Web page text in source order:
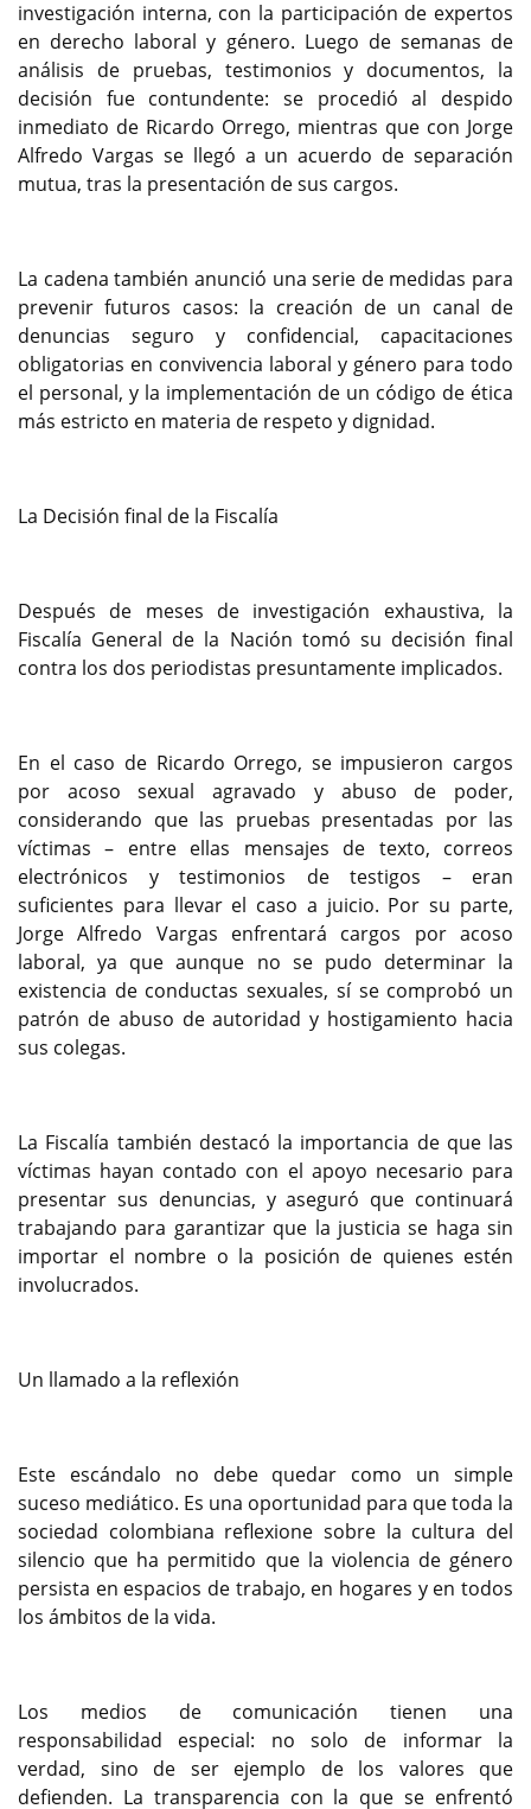
investigación interna, con la participación de expertos
en derecho laboral y género. Luego de semanas de
análisis de pruebas, testimonios y documentos, la
decisión fue contundente: se procedió al despido
inmediato de Ricardo Orrego, mientras que con Jorge
Alfredo Vargas se llegó a un acuerdo de separación
mutua, tras la presentación de sus cargos.
La cadena también anunció una serie de medidas para
prevenir futuros casos: la creación de un canal de
denuncias seguro y confidencial, capacitaciones
obligatorias en convivencia laboral y género para todo
el personal, y la implementación de un código de ética
más estricto en materia de respeto y dignidad.
La Decisión final de la Fiscalía
Después de meses de investigación exhaustiva, la
Fiscalía General de la Nación tomó su decisión final
contra los dos periodistas presuntamente implicados.
En el caso de Ricardo Orrego, se impusieron cargos
por acoso sexual agravado y abuso de poder,
considerando que las pruebas presentadas por las
víctimas – entre ellas mensajes de texto, correos
electrónicos y testimonios de testigos – eran
suficientes para llevar el caso a juicio. Por su parte,
Jorge Alfredo Vargas enfrentará cargos por acoso
laboral, ya que aunque no se pudo determinar la
existencia de conductas sexuales, sí se comprobó un
patrón de abuso de autoridad y hostigamiento hacia
sus colegas.
La Fiscalía también destacó la importancia de que las
víctimas hayan contado con el apoyo necesario para
presentar sus denuncias, y aseguró que continuará
trabajando para garantizar que la justicia se haga sin
importar el nombre o la posición de quienes estén
involucrados.
Un llamado a la reflexión
Este escándalo no debe quedar como un simple
suceso mediático. Es una oportunidad para que toda la
sociedad colombiana reflexione sobre la cultura del
silencio que ha permitido que la violencia de género
persista en espacios de trabajo, en hogares y en todos
los ámbitos de la vida.
Los medios de comunicación tienen una
responsabilidad especial: no solo de informar la
verdad, sino de ser ejemplo de los valores que
defienden. La transparencia con la que se enfrentó